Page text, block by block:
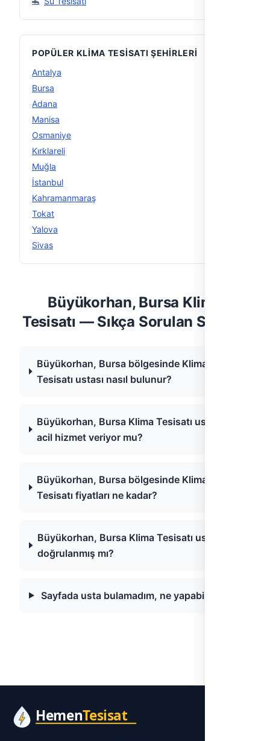
POPÜLER KLIMA TESISATI ŞEHIRLERI
Antalya
Bursa
Adana
Manisa
Osmaniye
Kırklareli
Muğla
İstanbul
Kahramanmaraş
Tokat
Yalova
Sivas
Büyükorhan, Bursa Klima
Tesisatı — Sıkça Sorulan Sorular
Büyükorhan, Bursa bölgesinde Klima
Tesisatı ustası nasıl bulunur?
Büyükorhan, Bursa Klima Tesisatı ustaları
acil hizmet veriyor mu?
Büyükorhan, Bursa bölgesinde Klima
Tesisatı fiyatları ne kadar?
Büyükorhan, Bursa Klima Tesisatı ustaları
doğrulanmış mı?
Sayfada usta bulamadım, ne yapabilirim?